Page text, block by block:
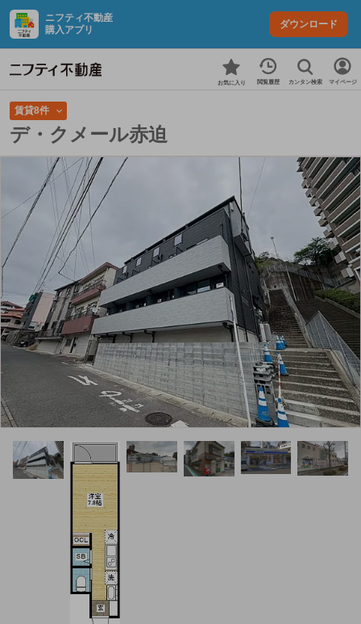
ニフティ不動産
購入アプリ
ダウンロード
お気に入り 閲覧履歴 カンタン検索 マイページ
賃貸8件
デ・クメール赤迫